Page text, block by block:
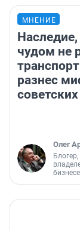
МНЕНИЕ
чудом не
разнес
Олег
бизнесе